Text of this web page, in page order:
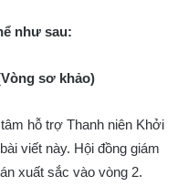
như sau:
sơ khảo)
hỗ trợ Thanh niên Khởi
viết này. Hội đồng giám
xuất sắc vào vòng 2.